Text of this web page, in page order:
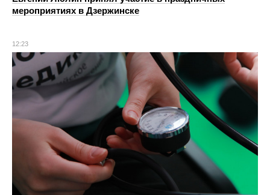
мероприятиях в Дзержинске
12:23